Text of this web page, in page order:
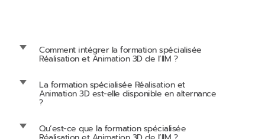
d Comment intégrer la formation spécialisée
Réalisation et Animation 3D de l’IIM ?
d La formation spécialisée Réalisation et
Animation 3D est-elle disponible en alternance
?
d Qu’est-ce que la formation spécialisée